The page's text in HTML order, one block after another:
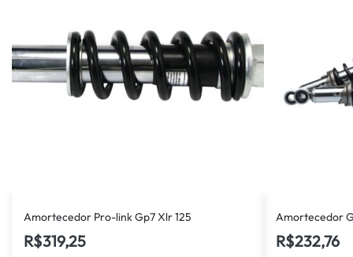
Amortecedor Pro-link Gp7 Xlr 125
R$319,25
Amortecedor
R$232,76